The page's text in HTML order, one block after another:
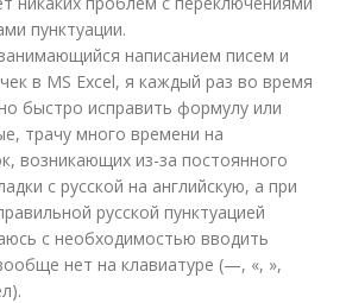
пунктуации.
написанием писем и
в MS Excel, я каждый раз во время
быстро исправить формулу или
трачу много времени на
возникающих из-за постоянного
с русской на английскую, а при
русской пунктуацией
с необходимостью вводить
нет на клавиатуре (—, «, »,